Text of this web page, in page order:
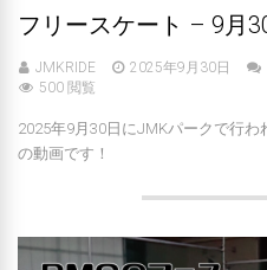
フリースケート – 9月
JMKRIDE 2025年9月30日
500 閲覧
2025年9月30日にJMKパークで行
の動画です！